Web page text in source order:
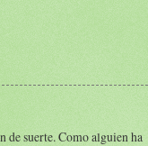
de suerte. Como alguien ha